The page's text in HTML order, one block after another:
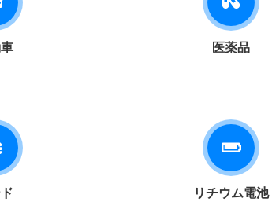
医薬品
リチウム電池